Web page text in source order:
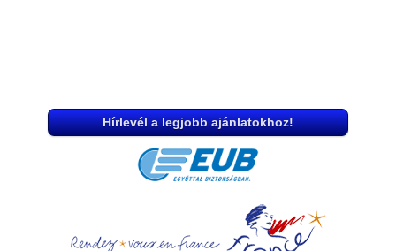
Hírlevél a legjobb ajánlatokhoz!